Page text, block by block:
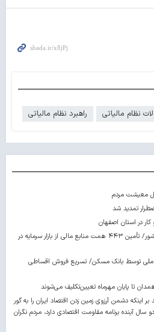
نظام مالیاتی راهبرد نظام مالیاتی
معیشت مردم
تمدید شد
در مسیر تغییر ساختار تأمین مالی کشور/ تأمین ۴۴۳ همت منابع مالی از بازار سرمایه در
واحد نهضت ملی توسط بانک مسکن/ تسریع فروش اقساطی
بر اینکه دشمن آرزوی زمین زدن اقتصاد ایران را به گور
آینده برنامه مقاومت اقتصادی دارد، مردم نگران